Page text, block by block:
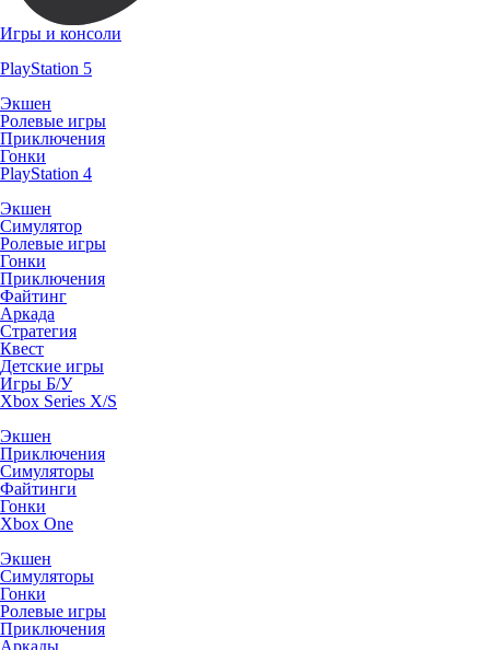
Игры и консоли
PlayStation 5
Экшен
Ролевые игры
Приключения
Гонки
PlayStation 4
Экшен
Симулятор
Ролевые игры
Гонки
Приключения
Файтинг
Аркада
Стратегия
Квест
Детские игры
Игры Б/У
Xbox Series X/S
Экшен
Приключения
Симуляторы
Файтинги
Гонки
Xbox One
Экшен
Симуляторы
Гонки
Ролевые игры
Приключения
Аркады